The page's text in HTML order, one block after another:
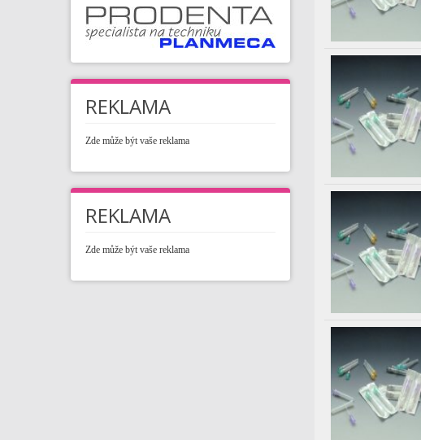
REKLAMA
Zde může být vaše reklama
REKLAMA
Zde může být vaše reklama